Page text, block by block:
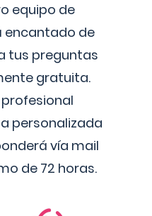
equipo de
de
tus preguntas
gratuita.
personalizada
vía mail
de 72 horas.